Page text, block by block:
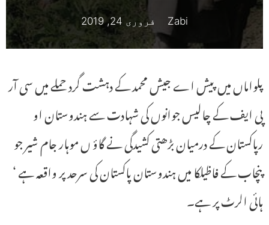
Zabi فروری 24, 2019
پلواماں میں پیش اے جیش محمد کے دہشت گرد حملے میں سی آر
پی ایف کے چالیس جوانوں کی شہادت سے ہندوستان او
رپاکستان کے درمیان بڑھتی کشیدگی نے گاؤ ں موہار جام شیر جو
پنچاب کے فاظیلکا میں ہندوستان پاکستان کی سرحد پر واقعہ ہے ‘
ہائی الرٹ پر ہے۔